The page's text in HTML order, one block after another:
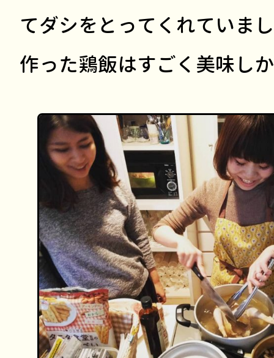
てダシをとってくれていま
作った鶏飯はすごく美味し